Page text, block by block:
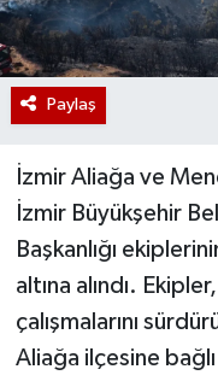
Paylaş
İzmir Aliağa ve
İzmir Büyükşehir
Başkanlığı
altına alındı.
çalışmalarını
Aliağa ilçesine